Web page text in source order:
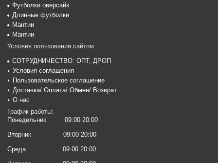
Футболки оверсайз
Длинные футболки
Мантии
Мантии
Условия пользования сайтом
СОТРУДНИЧЕСТВО: ОПТ, ДРОП
Условия соглашения
Пользовательское соглашение
Доставка/ Оплата/ Обмен/ Возврат
О нас
График работы:
Понедельник
09:00 20:00
Вторник
09:00 20:00
Среда
09:00 20:00